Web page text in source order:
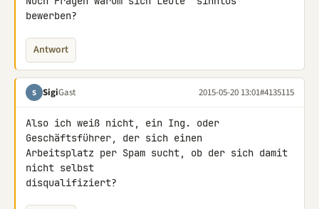
bewerben?
Antwort
S SigiGast 2015-05-20 13:01#4135115
Also ich weiß nicht, ein Ing. oder
Geschäftsführer, der sich einen
Arbeitsplatz per Spam sucht, ob der sich damit
nicht selbst
disqualifiziert?